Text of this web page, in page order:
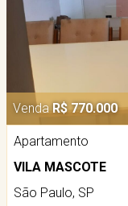
Venda R$ 770.000
Apartamento
VILA MASCOTE
São Paulo, SP